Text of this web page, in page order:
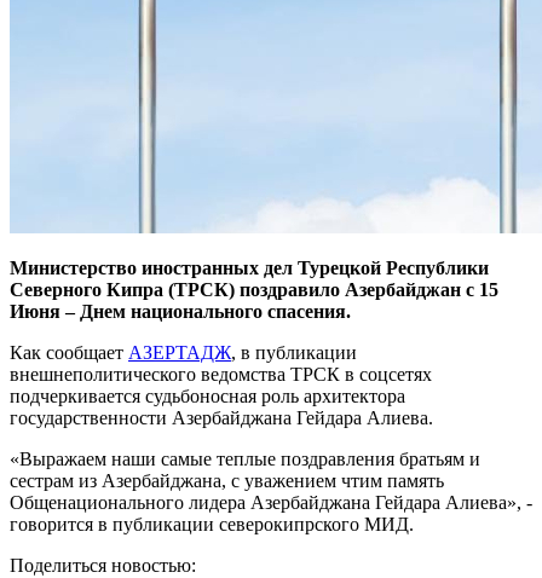
Министерство иностранных дел Турецкой Республики
Северного Кипра (ТРСК) поздравило Азербайджан с 15
Июня – Днем национального спасения.
Как сообщает АЗЕРТАДЖ, в публикации
внешнеполитического ведомства ТРСК в соцсетях
подчеркивается судьбоносная роль архитектора
государственности Азербайджана Гейдара Алиева.
«Выражаем наши самые теплые поздравления братьям и
сестрам из Азербайджана, с уважением чтим память
Общенационального лидера Азербайджана Гейдара Алиева», -
говорится в публикации северокипрского МИД.
Поделиться новостью: